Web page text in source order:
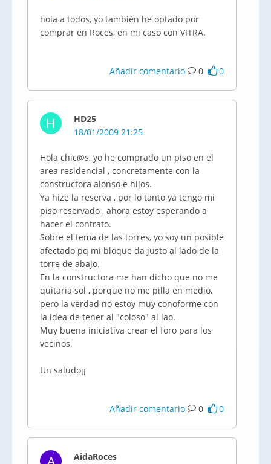
hola a todos, yo también he optado por
comprar en Roces, en mi caso con VITRA.
Añadir comentario 0 0
H
HD25
18/01/2009 21:25
Hola chic@s, yo he comprado un piso en el
area residencial , concretamente con la
constructora alonso e hijos.
Ya hize la reserva , por lo tanto ya tengo mi
piso reservado , ahora estoy esperando a
hacer el contrato.
Sobre el tema de las torres, yo soy un posible
afectado pq mi bloque da justo al lado de la
torre de abajo.
En la constructora me han dicho que no me
quitaria sol , porque no me pilla en medio,
pero la verdad no estoy muy conoforme con
la idea de tener al "coloso" al lao.
Muy buena iniciativa crear el foro para los
vecinos.
Un saludo¡¡
Añadir comentario 0 0
AidaRoces